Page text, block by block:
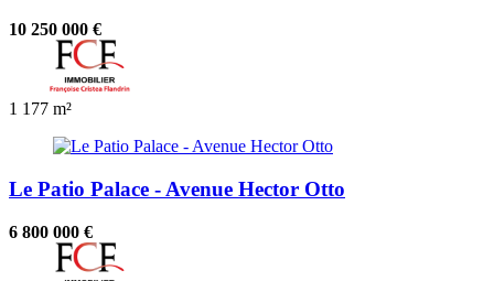
10 250 000 €
1 177 m²
Le Patio Palace - Avenue Hector Otto
6 800 000 €